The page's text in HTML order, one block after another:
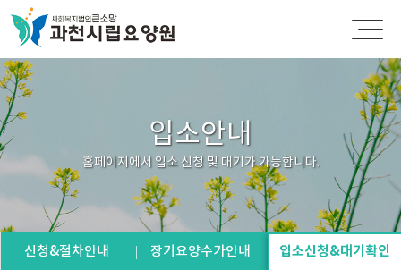
입소안내
홈페이지에서 입소 신청 및 대기가 가능합니다.
신청&절차안내 장기요양수가안내 입소신청&대기확인